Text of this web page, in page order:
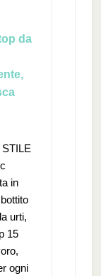
da
in
urti,
15
ogni